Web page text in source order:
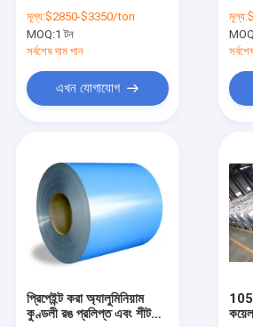
মূল্য:$2850-$3350/ton
MOQ:1 টন
সর্বশেষ দাম পান
এখন যোগাযোগ
মূল্য:
প্রিপেইন্ট করা অ্যালুমিনিয়াম
কুণ্ডলী রঙ প্রলিপ্ত এবং শীট